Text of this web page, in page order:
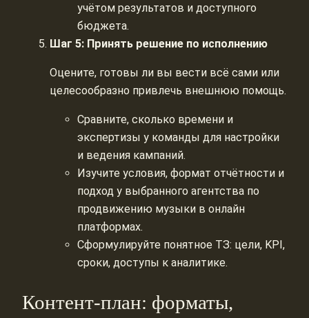
учётом результатов и доступного
бюджета.
Шаг 5: Принять решение по исполнению
Оцените, готовы ли вы вести всё сами или
целесообразно привлечь внешнюю помощь.
Сравните, сколько времени и
экспертизы у команды для настройки
и ведения кампаний.
Изучите условия, формат отчётности и
подход у выбранного агентства по
продвижению музыки в онлайн
платформах.
Сформулируйте понятное ТЗ: цели, KPI,
сроки, доступы к аналитике.
Контент-план: форматы,